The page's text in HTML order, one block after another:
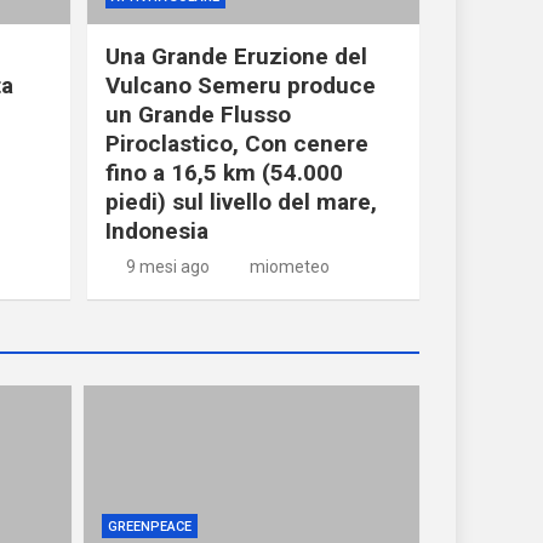
Una Grande Eruzione del
Vulcano Semeru produce
un Grande Flusso
Piroclastico, Con cenere
fino a 16,5 km (54.000
piedi) sul livello del mare,
Indonesia
9 mesi ago miometeo
GREENPEACE